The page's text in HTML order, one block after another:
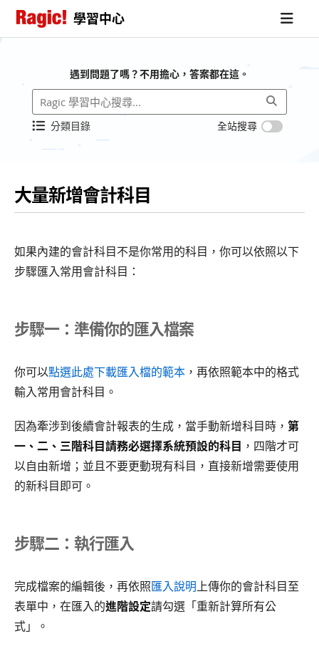
學習中心
遇到問題了嗎？不用擔心，答案都在這。
分類目錄 全站搜尋
大量新增會計科目
如果內建的會計科目不是你常用的科目，你可以依照以下
步驟匯入常用會計科目：
步驟一：準備你的匯入檔案
你可以點選此處下載匯入檔的範本 ，再依照範本中的格式
輸入常用會計科目。
因為牽涉到後續會計報表的生成，當手動新增科目時， 第
一、二、三階科目請務必選擇系統預設的科目 ，四階才可
以自由新增；並且不要更動現有科目，直接新增需要使用
的新科目即可。
步驟二：執行匯入
完成檔案的編輯後，再依照匯入說明上傳你的會計科目至
表單中，在匯入的進階設定請勾選「重新計算所有公
式」。